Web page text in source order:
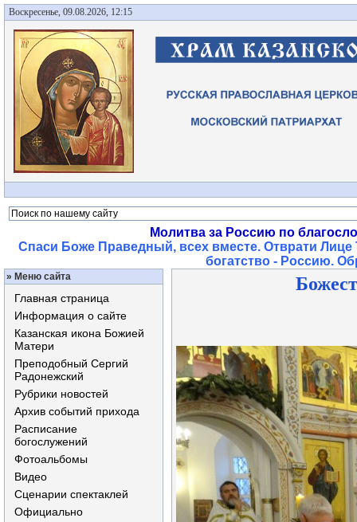
Воскресенье, 09.08.2026, 12:15
Молитва за Россию по
Спаси Боже Праведный, всех вместе. Отврати
богатство - Россию.
» Меню сайта
Главная страница
Информация о сайте
Казанская икона Божией
Матери
Преподобный Сергий
Радонежский
Рубрики новостей
Архив событий прихода
Расписание
богослужений
Фотоальбомы
Видео
Сценарии спектаклей
Официально